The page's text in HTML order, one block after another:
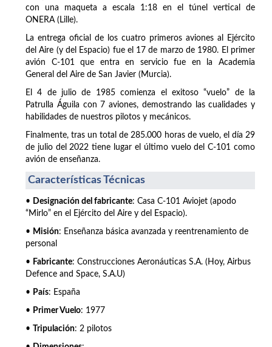
con una maqueta a escala 1:18 en el túnel vertical de
ONERA (Lille).
La entrega oficial de los cuatro primeros aviones al Ejército
del Aire (y del Espacio) fue el 17 de marzo de 1980. El primer
avión C-101 que entra en servicio fue en la Academia
General del Aire de San Javier (Murcia).
El 4 de julio de 1985 comienza el exitoso “vuelo” de la
Patrulla Águila con 7 aviones, demostrando las cualidades y
habilidades de nuestros pilotos y mecánicos.
Finalmente, tras un total de 285.000 horas de vuelo, el día 29
de julio del 2022 tiene lugar el último vuelo del C-101 como
avión de enseñanza.
Características Técnicas
• Designación del fabricante: Casa C-101 Aviojet (apodo
“Mirlo” en el Ejército del Aire y del Espacio).
• Misión: Enseñanza básica avanzada y reentrenamiento de
personal
• Fabricante: Construcciones Aeronáuticas S.A. (Hoy, Airbus
Defence and Space, S.A.U)
• País: España
• Primer Vuelo: 1977
• Tripulación: 2 pilotos